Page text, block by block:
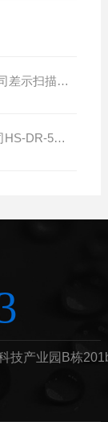
中国电子科技集团公司第七研究所选购我司差示扫描量热仪
通标标准技术服务(天津)有限公司选购我司HS-DR-5导热系数测试仪
技产业园B栋